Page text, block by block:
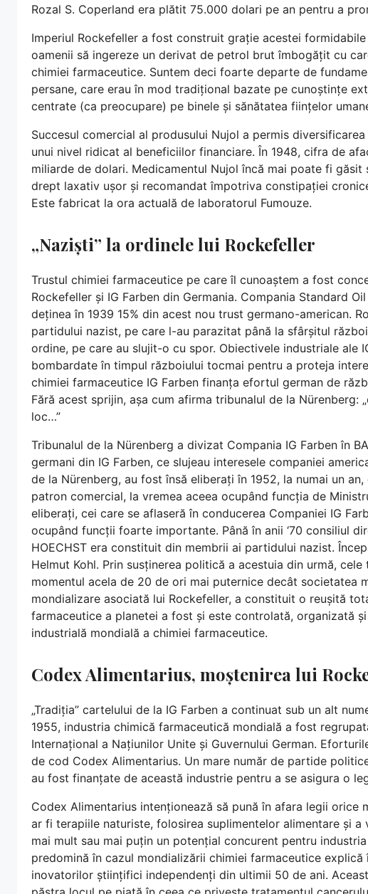
Rozal S. Coperland era plătit 75.000 dolari pe an pentru a
Imperiul Rockefeller a fost construit grație acestei
oamenii să ingereze un derivat de petrol brut îmbogățit cu
chimiei farmaceutice. Suntem deci foarte departe de
persane, care erau în mod tradițional bazate pe cunoștințe
centrate (ca preocupare) pe binele și sănătatea ființelor
Succesul comercial al produsului Nujol a permis
unui nivel ridicat al beneficiilor financiare. În 1948, cifra de
miliarde de dolari. Medicamentul Nujol încă mai poate fi
drept laxativ ușor și recomandat împotriva constipației
Este fabricat la ora actuală de laboratorul Fumouze.
„Naziști” la ordinele lui Rockefeller
Trustul chimiei farmaceutice pe care îl cunoaștem a fost
Rockefeller și IG Farben din Germania. Compania Standard
deținea în 1939 15% din acest nou trust germano-american.
partidului nazist, pe care l-au parazitat până la sfârșitul
ordine, pe care au slujit-o cu spor. Obiectivele industriale ale
bombardate în timpul războiului tocmai pentru a proteja
chimiei farmaceutice IG Farben finanța efortul german de
Fără acest sprijin, așa cum afirma tribunalul de la
loc…”
Tribunalul de la Nürenberg a divizat Compania IG Farben în
germani din IG Farben, ce slujeau interesele companiei
de la Nürenberg, au fost însă eliberați în 1952, la numai un
patron comercial, la vremea aceea ocupând funcția de
eliberați, cei care se aflaseră în conducerea Companiei IG
ocupând funcții foarte importante. Până în anii ‘70 consiliul
HOECHST era constituit din membrii ai partidului nazist.
Helmut Kohl. Prin susținerea politică a acestuia din urmă,
momentul acela de 20 de ori mai puternice decât societatea
mondializare asociată lui Rockefeller, a constituit o reușită
farmaceutice a planetei a fost și este controlată, organizată
industrială mondială a chimiei farmaceutice.
Codex Alimentarius, moștenirea lui
„Tradiția” cartelului de la IG Farben a continuat sub un alt
1955, industria chimică farmaceutică mondială a fost
Internațional a Națiunilor Unite și Guvernului German.
de cod Codex Alimentarius. Un mare număr de partide
au fost finanțate de această industrie pentru a se asigura o
Codex Alimentarius intenționează să pună în afara legii orice
ar fi terapiile naturiste, folosirea suplimentelor alimentare și
mai mult sau mai puțin un potențial concurent pentru
predomină în cazul mondializării chimiei farmaceutice
inovatorilor științifici independenți din ultimii 50 de ani.